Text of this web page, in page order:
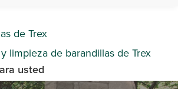
de Trex
limpieza de barandillas de Trex
usted